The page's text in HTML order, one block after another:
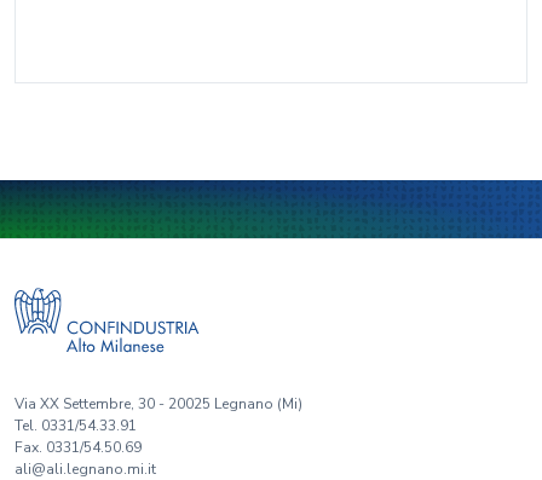
Via XX Settembre, 30 - 20025 Legnano (Mi)
Tel. 0331/54.33.91
Fax. 0331/54.50.69
ali@ali.legnano.mi.it